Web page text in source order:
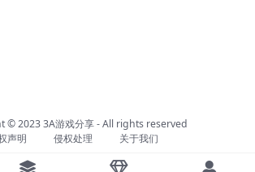
© 20233A游戏分享- All rights reserved
声明
侵权处理 关于我们